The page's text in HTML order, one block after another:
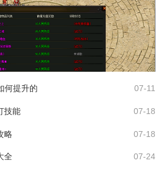
何提升的 07-11
技能 07-18
略 07-18
全 07-24